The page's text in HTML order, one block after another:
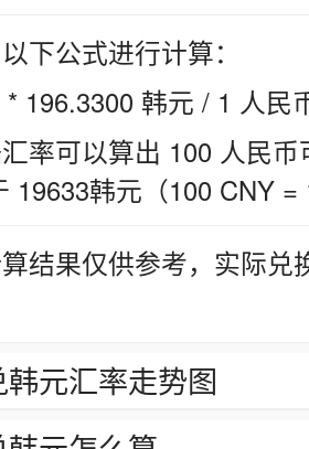
下公式进行计算：
196.3300 韩元 / 1 人民
率可以算出 100 人民
19633韩元（100 CNY =
结果仅供参考，实际
元汇率走势图